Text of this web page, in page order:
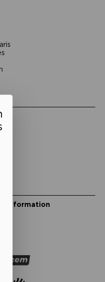
le bandeau des